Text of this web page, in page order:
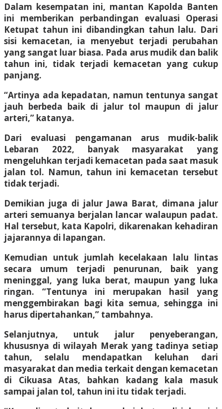
Dalam kesempatan ini, mantan Kapolda Banten
ini memberikan perbandingan evaluasi Operasi
Ketupat tahun ini dibandingkan tahun lalu. Dari
sisi kemacetan, ia menyebut terjadi perubahan
yang sangat luar biasa. Pada arus mudik dan balik
tahun ini, tidak terjadi kemacetan yang cukup
panjang.
“Artinya ada kepadatan, namun tentunya sangat
jauh berbeda baik di jalur tol maupun di jalur
arteri,” katanya.
Dari evaluasi pengamanan arus mudik-balik
Lebaran 2022, banyak masyarakat yang
mengeluhkan terjadi kemacetan pada saat masuk
jalan tol. Namun, tahun ini kemacetan tersebut
tidak terjadi.
Demikian juga di jalur Jawa Barat, dimana jalur
arteri semuanya berjalan lancar walaupun padat.
Hal tersebut, kata Kapolri, dikarenakan kehadiran
jajarannya di lapangan.
Kemudian untuk jumlah kecelakaan lalu lintas
secara umum terjadi penurunan, baik yang
meninggal, yang luka berat, maupun yang luka
ringan. “Tentunya ini merupakan hasil yang
menggembirakan bagi kita semua, sehingga ini
harus dipertahankan,” tambahnya.
Selanjutnya, untuk jalur penyeberangan,
khususnya di wilayah Merak yang tadinya setiap
tahun, selalu mendapatkan keluhan dari
masyarakat dan media terkait dengan kemacetan
di Cikuasa Atas, bahkan kadang kala masuk
sampai jalan tol, tahun ini itu tidak terjadi.